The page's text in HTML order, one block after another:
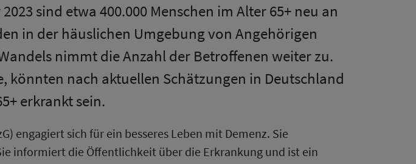
sind etwa 400.000 Menschen im Alter 65+ neu an
in der häuslichen Umgebung von Angehörigen
nimmt die Anzahl der Betroffenen weiter zu.
nach aktuellen Schätzungen in Deutschland
erkrankt sein.
engagiert sich für ein besseres Leben mit Demenz. Sie
informiert die Öffentlichkeit über die Erkrankung und ist ein